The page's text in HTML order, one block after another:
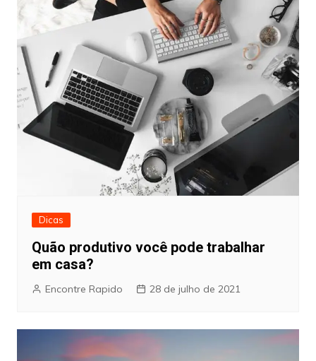
Dicas
Quão produtivo você pode trabalhar
em casa?
Encontre Rapido 28 de julho de 2021